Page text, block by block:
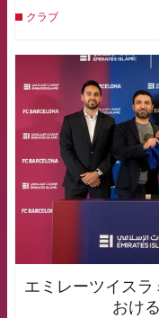
クラブ
エミレーツイスラ
おけ